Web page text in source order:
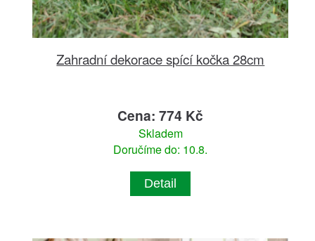
Zahradní dekorace spící kočka 28cm
Cena: 774 Kč
Skladem
Doručíme do: 10.8.
Detail